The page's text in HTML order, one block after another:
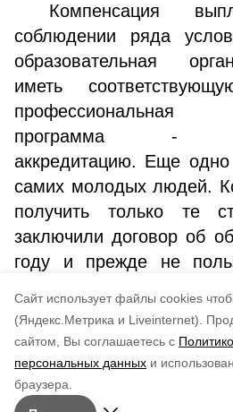
Cайт использует файлы cookies
(Яндекс.Метрика и Liveinternet).
сайтом, Вы соглашаетесь с
персональных данных и
браузера.
Компенсация
соблюдении ряда
образовательная
иметь
профессиональная
программа -
аккредитацию. Еще одно
самих молодых людей.
получить только те
заключили договор об
году и прежде не
учебы в вузах по иным
по оценке
5